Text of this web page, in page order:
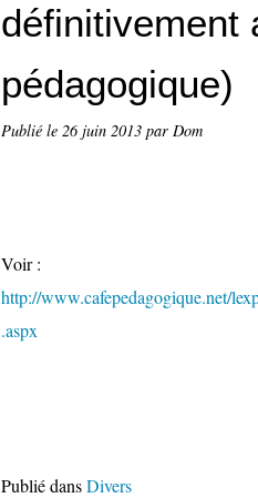
définitivement
pédagogique)
Publié le 26 juin 2013 par Dom
Voir :
http://www.cafepedagogique.net/
.aspx
Publié dansDivers